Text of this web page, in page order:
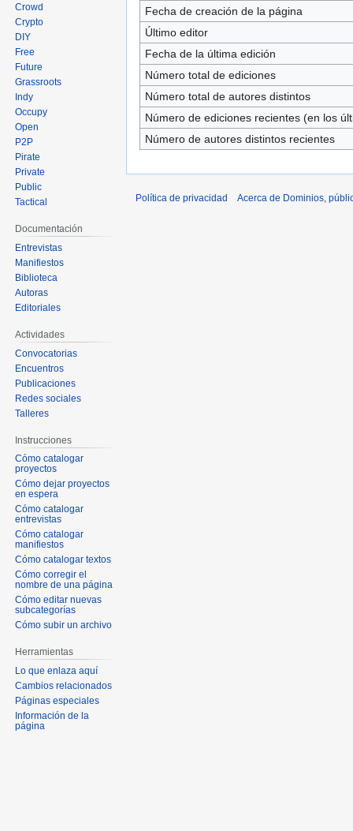
Fecha de creación de la página
Último editor
Fecha de la última edición
Número total de ediciones
Número total de autores distintos
Número de ediciones recientes (en los
Número de autores distintos recientes
Crowd
Crypto
DIY
Free
Future
Grassroots
Indy
Occupy
Open
P2P
Pirate
Private
Public
Tactical
Documentación
Entrevistas
Manifiestos
Biblioteca
Autoras
Editoriales
Actividades
Convocatorias
Encuentros
Publicaciones
Redes sociales
Talleres
Instrucciones
Cómo catalogar
proyectos
Cómo dejar proyectos
en espera
Cómo catalogar
entrevistas
Cómo catalogar
manifiestos
Cómo catalogar textos
Cómo corregir el
nombre de una página
Cómo editar nuevas
subcategorías
Cómo subir un archivo
Herramientas
Lo que enlaza aquí
Cambios relacionados
Páginas especiales
Información de la
página
Política de privacidad Acerca de Dominios,